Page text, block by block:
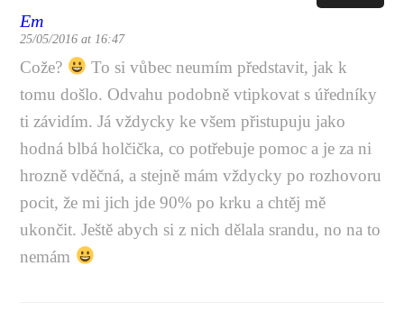
Em
25/05/2016 at 16:47
Cože?
To si vůbec neumím představit, jak k
tomu došlo. Odvahu podobně vtipkovat s úředníky
ti závidím. Já vždycky ke všem přistupuju jako
hodná blbá holčička, co potřebuje pomoc a je za ni
hrozně vděčná, a stejně mám vždycky po rozhovoru
pocit, že mi jich jde 90% po krku a chtěj mě
ukončit. Ještě abych si z nich dělala srandu, no na to
nemám